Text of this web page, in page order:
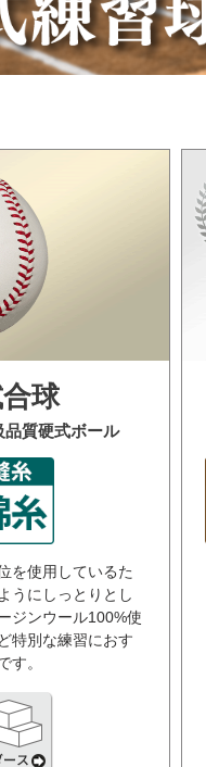
球
質硬式ボール
を使用しているた
うにしっとりとし
ジンウール100%使
特別な練習におす
す。